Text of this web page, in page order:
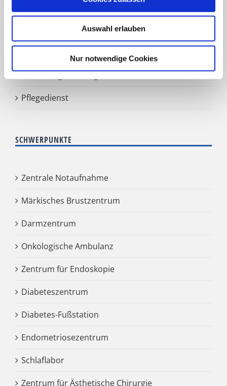
Auswahl erlauben
Nur notwendige Cookies
HNO Belegabteilung
Pflegedienst
SCHWERPUNKTE
Zentrale Notaufnahme
Märkisches Brustzentrum
Darmzentrum
Onkologische Ambulanz
Zentrum für Endoskopie
Diabeteszentrum
Diabetes-Fußstation
Endometriosezentrum
Schlaflabor
Zentrum für Ästhetische Chirurgie